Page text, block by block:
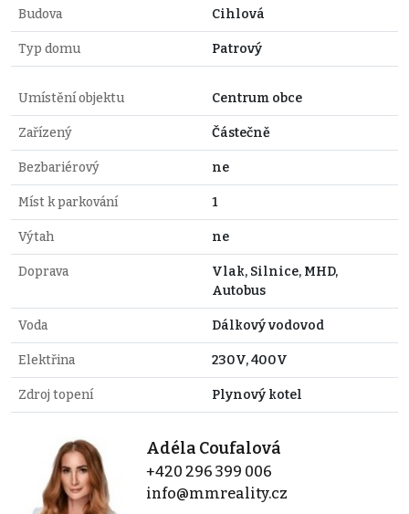
Budova Cihlová
Typ domu Patrový
Umístění objektu Centrum obce
Zařízený Částečně
Bezbariérový ne
Míst k parkování 1
Výtah ne
Doprava
Vlak, Silnice, MHD,
Autobus
Voda Dálkový vodovod
Elektřina 230V, 400V
Zdroj topení Plynový kotel
Adéla Coufalová
+420 296 399 006
info@mmreality.cz